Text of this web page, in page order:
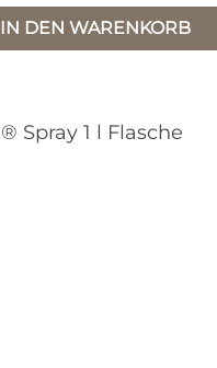
IN DEN WARENKORB